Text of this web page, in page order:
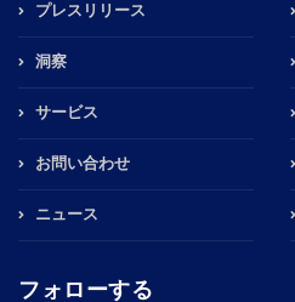
プレスリリース
洞察
サービス
お問い合わせ
ニュース
フォローする